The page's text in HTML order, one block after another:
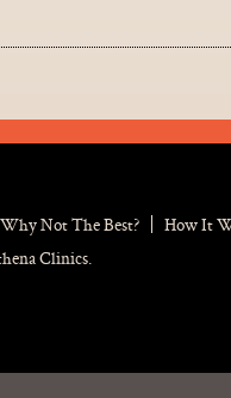
Why Not The Best?
How It
Clinics.